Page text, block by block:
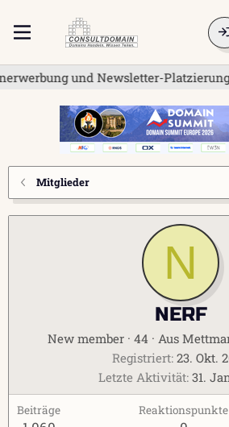
und Newsletter-
Mitglieder
N
NERF
New member · 44 · Aus
Registriert 23. Okt.
Letzte Aktivität 31.
Beiträge Reaktionspunkte